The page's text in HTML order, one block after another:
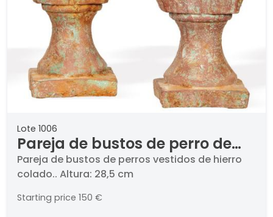
Lote 1006
Pareja de bustos de perro de
hierro colado para jardín
Pareja de bustos de perros vestidos de hierro
colado.. Altura: 28,5 cm
Starting price 150 €